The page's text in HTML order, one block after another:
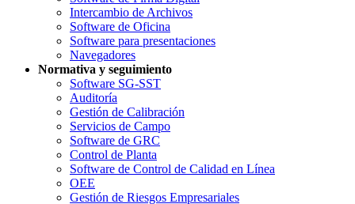
Intercambio de Archivos
Software de Oficina
Software para presentaciones
Navegadores
Normativa y seguimiento
Software SG-SST
Auditoría
Gestión de Calibración
Servicios de Campo
Software de GRC
Control de Planta
Software de Control de Calidad en Línea
OEE
Gestión de Riesgos Empresariales